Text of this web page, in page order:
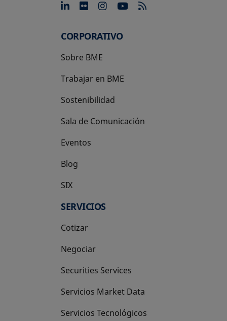
se abre en una pestaña
se abre en una pestaña
se abre en una
se abre en una
CORPORATIVO
Sobre BME
Trabajar en BME
Sostenibilidad
Sala de Comunicación
Eventos
Blog
SIX
se abre en una pestaña nueva
SERVICIOS
Cotizar
Negociar
Securities Services
Servicios Market Data
Servicios Tecnológicos